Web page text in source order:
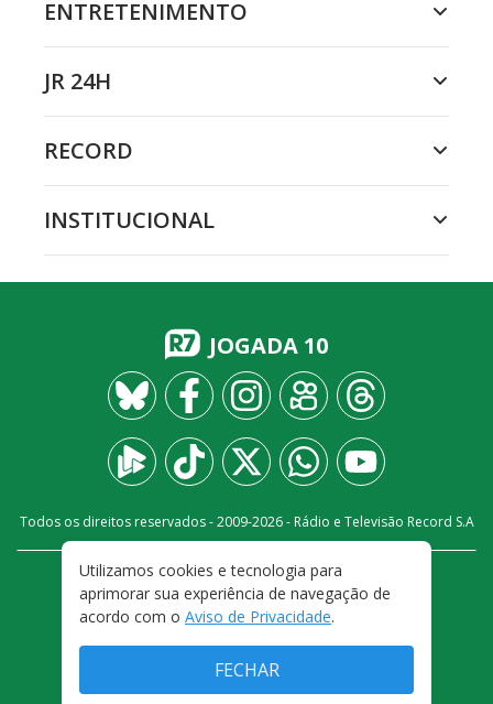
ENTRETENIMENTO
JR 24H
RECORD
INSTITUCIONAL
JOGADA 10
Todos os direitos reservados - 2009-2026- Rádio e Televisão Record S.A
FALE CONOSCO
PRIVACIDADE
TERMOS E CONDIÇÕES DE USO
Utilizamos cookies e tecnologia para
aprimorar sua experiência de navegação de
acordo com o Aviso de Privacidade.
FECHAR